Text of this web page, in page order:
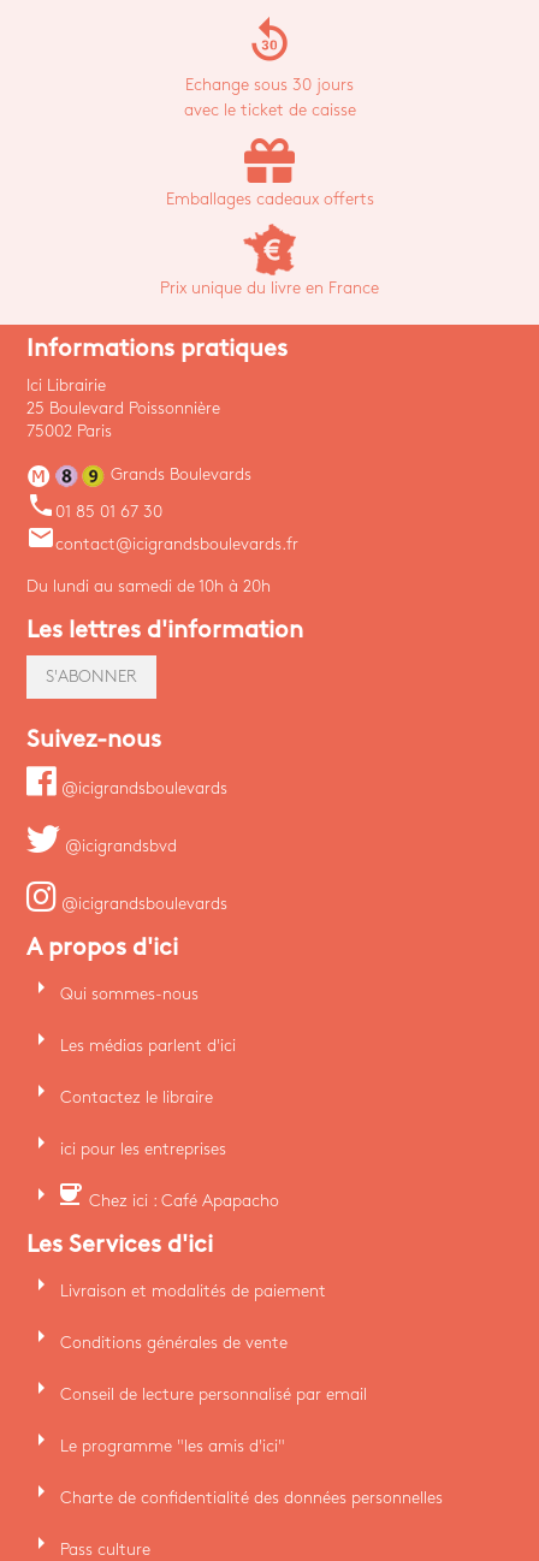
replay_30
Echange sous 30 jours
avec le ticket de caisse
Emballages cadeaux offerts
Prix unique du livre en France
Informations pratiques
Ici Librairie
25 Boulevard Poissonnière
75002 Paris
Grands Boulevards
phone 01 85 01 67 30
emailcontact@icigrandsboulevards.fr
Du lundi au samedi de 10h à 20h
Les lettres d'information
S'ABONNER
Suivez-nous
@icigrandsboulevards
@icigrandsbvd
@icigrandsboulevards
A propos d'ici
arrow_right Qui sommes-nous
arrow_right Les médias parlent d'ici
arrow_right Contactez le libraire
arrow_right ici pour les entreprises
arrow_right coffee Chez ici : Café Apapacho
Les Services d'ici
arrow_right Livraison et modalités de paiement
arrow_right Conditions générales de vente
arrow_right Conseil de lecture personnalisé par email
arrow_right Le programme "les amis d'ici"
arrow_right Charte de confidentialité des données personnelles
arrow_right Pass culture